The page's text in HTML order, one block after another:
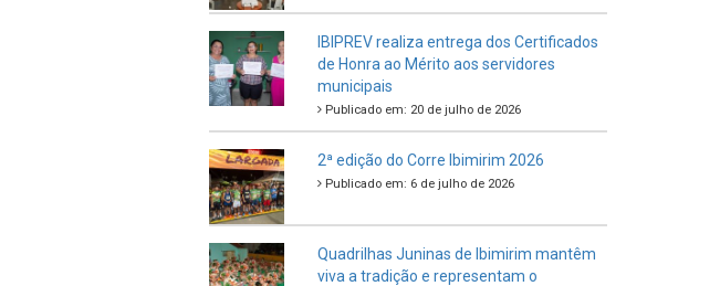
IBIPREV realiza entrega dos Certificados
de Honra ao Mérito aos servidores
municipais
Publicado em: 20 de julho de 2026
2ª edição do Corre Ibimirim 2026
Publicado em: 6 de julho de 2026
Quadrilhas Juninas de Ibimirim mantêm
viva a tradição e representam o